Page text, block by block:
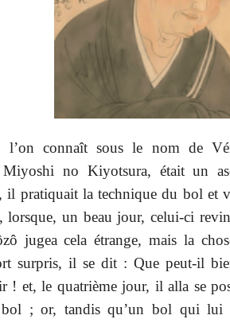
l’on connaît sous le nom de
Miyoshi no Kiyotsura, était un
il pratiquait la technique du bol et
un beau jour, celui-ci
jugea cela étrange, mais la
surpris, il se dit : Que peut-il
! et, le quatrième jour, il alla se
; or, tandis qu’un bol qui lui